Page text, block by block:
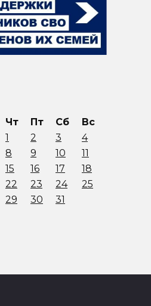
Чт Пт Сб
Вс
1
2 3
4
8 9 10
11
15 16 17
18
22 23 24
25
29 30 31